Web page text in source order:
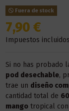
Fuera de stock
7,90 €
Impuestos incluidos
Si no has probado
pod desechable,
trae un diseño
cantidad total de
mangotropical con